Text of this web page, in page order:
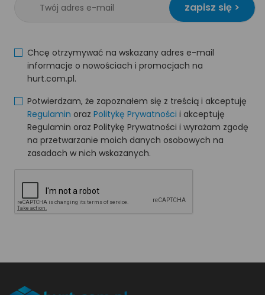
zapisz się >
Chcę otrzymywać na wskazany adres e-mail
informacje o nowościach i promocjach na
hurt.com.pl.
Potwierdzam, że zapoznałem się z treścią i akceptuję
Regulamin oraz Politykę Prywatności i akceptuję
Regulamin oraz Politykę Prywatności i wyrażam zgodę
na przetwarzanie moich danych osobowych na
zasadach w nich wskazanych.